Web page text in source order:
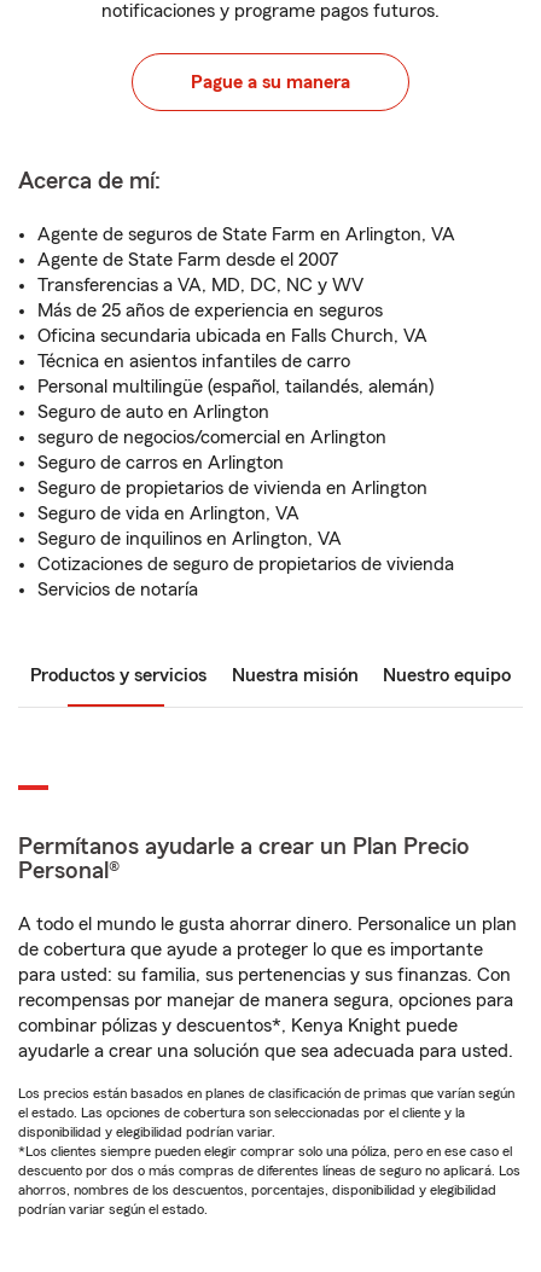
notificaciones y programe pagos futuros.
Pague a su manera
Acerca de mí:
Agente de seguros de State Farm en Arlington, VA
Agente de State Farm desde el 2007
Transferencias a VA, MD, DC, NC y WV
Más de 25 años de experiencia en seguros
Oficina secundaria ubicada en Falls Church, VA
Técnica en asientos infantiles de carro
Personal multilingüe (español, tailandés, alemán)
Seguro de auto en Arlington
seguro de negocios/comercial en Arlington
Seguro de carros en Arlington
Seguro de propietarios de vivienda en Arlington
Seguro de vida en Arlington, VA
Seguro de inquilinos en Arlington, VA
Cotizaciones de seguro de propietarios de vivienda
Servicios de notaría
Productos y servicios Nuestra misión Nuestro equipo
Permítanos ayudarle a crear un Plan Precio
Personal®
A todo el mundo le gusta ahorrar dinero. Personalice un plan
de cobertura que ayude a proteger lo que es importante
para usted: su familia, sus pertenencias y sus finanzas. Con
recompensas por manejar de manera segura, opciones para
combinar pólizas y descuentos*, Kenya Knight puede
ayudarle a crear una solución que sea adecuada para usted.
Los precios están basados en planes de clasificación de primas que varían según
el estado. Las opciones de cobertura son seleccionadas por el cliente y la
disponibilidad y elegibilidad podrían variar.
*Los clientes siempre pueden elegir comprar solo una póliza, pero en ese caso el
descuento por dos o más compras de diferentes líneas de seguro no aplicará. Los
ahorros, nombres de los descuentos, porcentajes, disponibilidad y elegibilidad
podrían variar según el estado.